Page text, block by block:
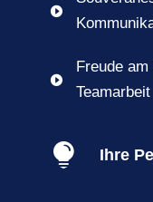


Freude
Teamarbeit
 Ihre